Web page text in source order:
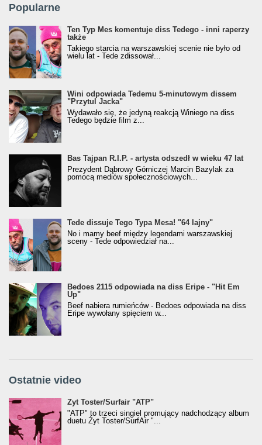
Popularne
Ten Typ Mes komentuje diss Tedego - inni raperzy
także
Takiego starcia na warszawskiej scenie nie było od
wielu lat - Tede zdissował...
Wini odpowiada Tedemu 5-minutowym dissem
"Przytul Jacka"
Wydawało się, że jedyną reakcją Winiego na diss
Tedego będzie film z...
Bas Tajpan R.I.P. - artysta odszedł w wieku 47 lat
Prezydent Dąbrowy Górniczej Marcin Bazylak za
pomocą mediów społecznościowych...
Tede dissuje Tego Typa Mesa! "64 lajny"
No i mamy beef między legendami warszawskiej
sceny - Tede odpowiedział na...
Bedoes 2115 odpowiada na diss Eripe - "Hit Em
Up"
Beef nabiera rumieńców - Bedoes odpowiada na diss
Eripe wywołany spięciem w...
Ostatnie video
Żyt Toster/SurfAir - ATP VIDEO
Żyt Toster/Surfair "ATP"
"ATP" to trzeci singiel promujący nadchodzący album
duetu Żyt Toster/SurfAir "...